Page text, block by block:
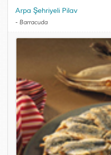
Arpa Şehriyeli Pilav
- Barracuda